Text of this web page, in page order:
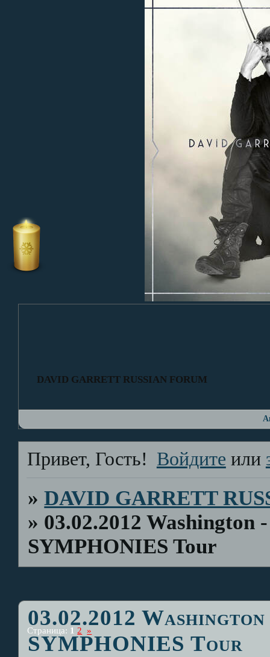
DAVID GARRETT RUSSIAN FORUM
Привет, Гость! Войдите или
»DAVID GARRETT
» 03.02.2012
SYMPHONIES Tour
03.02.2012
SYMPHONIES Tour
Страница: 1 2 »